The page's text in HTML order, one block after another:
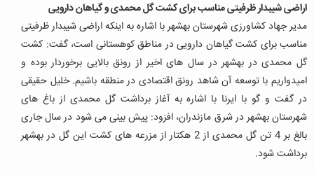
اراضی شیبدار ظرفیتی مناسب برای کشت گل محمدی و گیاهان دارویی
مدیر جهاد کشاورزی شهرستان بهشهر با اشاره به اینکه اراضی شیبدار ظرفیتی
مناسب برای کشت گیاهان دارویی در مناطق کوهستانی است، گفت: کشت
گل محمدی در بهشهر در سال های اخیر از رونق بالایی برخوردار بوده و
امیدواریم با توسعه آن شاهد رونق اقتصادی در منطقه باشیم. خلیل حقیقی
در گفت و گو با ایرنا با اشاره به آغاز برداشت گل محمدی از باغ های
شهرستان بهشهر در شرق مازندران، افزود: پیش بینی می شود در سال جاری
بالغ بر 4 تن گل محمدی از 2 هکتار از مزرعه های کشت این گل در بهشهر
برداشت شود.